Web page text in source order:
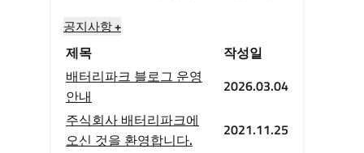
공지사항 +
제목
작성일
배터리파크 블로그 운영
안내
2026.03.04
주식회사 배터리파크에
오신 것을 환영합니다.
2021.11.25